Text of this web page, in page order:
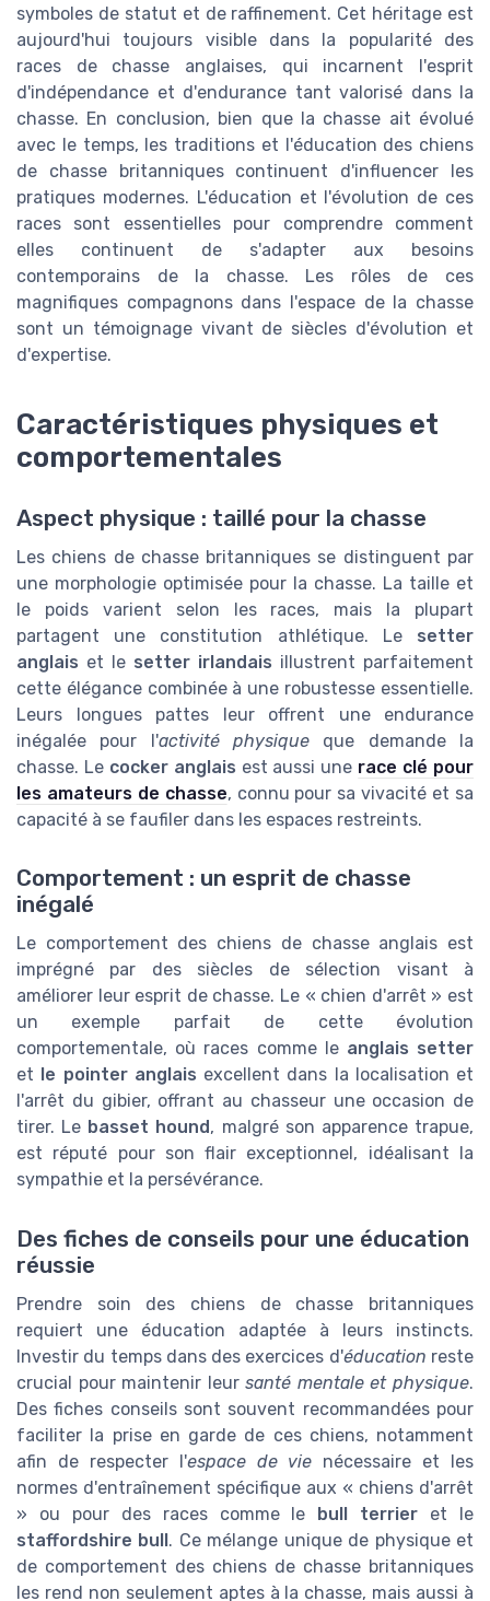
symboles de statut et de raffinement. Cet héritage est
aujourd'hui toujours visible dans la popularité des
races de chasse anglaises, qui incarnent l'esprit
d'indépendance et d'endurance tant valorisé dans la
chasse. En conclusion, bien que la chasse ait évolué
avec le temps, les traditions et l'éducation des chiens
de chasse britanniques continuent d'influencer les
pratiques modernes. L'éducation et l'évolution de ces
races sont essentielles pour comprendre comment
elles continuent de s'adapter aux besoins
contemporains de la chasse. Les rôles de ces
magnifiques compagnons dans l'espace de la chasse
sont un témoignage vivant de siècles d'évolution et
d'expertise.
Caractéristiques physiques et
comportementales
Aspect physique : taillé pour la chasse
Les chiens de chasse britanniques se distinguent par
une morphologie optimisée pour la chasse. La taille et
le poids varient selon les races, mais la plupart
partagent une constitution athlétique. Le setter
anglais et le setter irlandais illustrent parfaitement
cette élégance combinée à une robustesse essentielle.
Leurs longues pattes leur offrent une endurance
inégalée pour l'activité physique que demande la
chasse. Le cocker anglais est aussi une race clé pour
les amateurs de chasse, connu pour sa vivacité et sa
capacité à se faufiler dans les espaces restreints.
Comportement : un esprit de chasse
inégalé
Le comportement des chiens de chasse anglais est
imprégné par des siècles de sélection visant à
améliorer leur esprit de chasse. Le « chien d'arrêt » est
un exemple parfait de cette évolution
comportementale, où races comme le anglais setter
et
le pointer anglais excellent dans la localisation et
l'arrêt du gibier, offrant au chasseur une occasion de
tirer. Le basset hound , malgré son apparence trapue,
est réputé pour son flair exceptionnel, idéalisant la
sympathie et la persévérance.
Des fiches de conseils pour une éducation
réussie
Prendre soin des chiens de chasse britanniques
requiert une éducation adaptée à leurs instincts.
Investir du temps dans des exercices d'éducation reste
crucial pour maintenir leursanté mentale et physique.
Des fiches conseils sont souvent recommandées pour
faciliter la prise en garde de ces chiens, notamment
afin de respecter l'espace de vie nécessaire et les
normes d'entraînement spécifique aux « chiens d'arrêt
» ou pour des races comme le bull terrier et le
staffordshire bull. Ce mélange unique de physique et
de comportement des chiens de chasse britanniques
les rend non seulement aptes à la chasse, mais aussi à